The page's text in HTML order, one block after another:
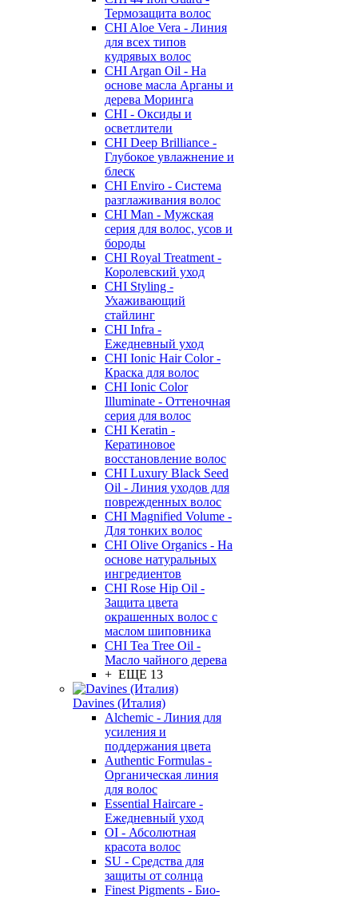
Термозащита волос
CHI Aloe Vera - Линия
для всех типов
кудрявых волос
CHI Argan Oil - На
основе масла Арганы и
дерева Моринга
CHI - Оксиды и
осветлители
CHI Deep Brilliance -
Глубокое увлажнение и
блеск
CHI Enviro - Система
разглаживания волос
CHI Man - Мужская
серия для волос, усов и
бороды
CHI Royal Treatment -
Королевский уход
CHI Styling -
Ухаживающий
стайлинг
CHI Infra -
Ежедневный уход
CHI Ionic Hair Color -
Краска для волос
CHI Ionic Color
Illuminate - Оттеночная
серия для волос
CHI Keratin -
Кератиновое
восстановление волос
CHI Luxury Black Seed
Oil - Линия уходов для
поврежденных волос
CHI Magnified Volume -
Для тонких волос
CHI Olive Organics - На
основе натуральных
ингредиентов
CHI Rose Hip Oil -
Защита цвета
окрашенных волос с
маслом шиповника
CHI Tea Tree Oil -
Масло чайного дерева
+ ЕЩЕ 13
Davines (Италия)
Alchemic - Линия для
усиления и
поддержания цвета
Authentic Formulas -
Органическая линия
для волос
Essential Haircare -
Eжедневный уход
OI - Абсолютная
красота волос
SU - Средства для
защиты от солнца
Finest Pigments - Био-